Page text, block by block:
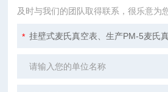
及时与我们的团队取得联系，很乐意为